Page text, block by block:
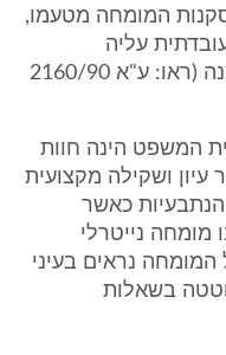
המומחה מטעמו,
עליה
מתבססת חוות הדעת אינה מהימנה (ראו: ע"א 2160/90
המשפט הינה חוות
ושקילה מקצועית
כאשר
נייטרלי
המומחה נראים בעיני
בשאלות